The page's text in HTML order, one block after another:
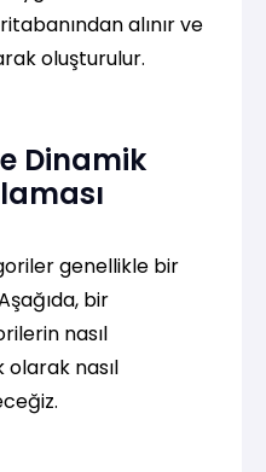
alınır ve
oluşturulur.
Dinamik
genellikle bir
bir
nasıl
nasıl